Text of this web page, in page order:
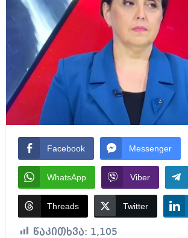
Facebook Messenger
WhatsApp Viber
Threads Twitter
წაკითხვა: 1,105